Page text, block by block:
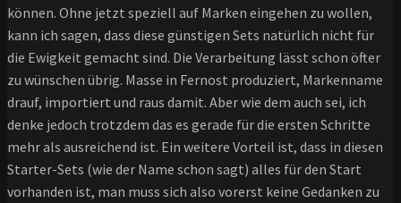
können. Ohne jetzt speziell auf Marken eingehen zu wollen,
kann ich sagen, dass diese günstigen Sets natürlich nicht für
die Ewigkeit gemacht sind. Die Verarbeitung lässt schon öfter
zu wünschen übrig. Masse in Fernost produziert, Markenname
drauf, importiert und raus damit. Aber wie dem auch sei, ich
denke jedoch trotzdem das es gerade für die ersten Schritte
mehr als ausreichend ist. Ein weitere Vorteil ist, dass in diesen
Starter-Sets (wie der Name schon sagt) alles für den Start
vorhanden ist, man muss sich also vorerst keine Gedanken zu